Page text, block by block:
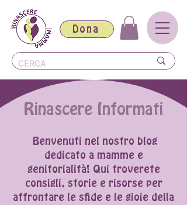
Dona
Rinascere Informati
Benvenuti nel nostro blog
dedicato a mamme e
genitorialità! Qui troverete
consigli, storie e risorse per
affrontare le sfide e le gioie della